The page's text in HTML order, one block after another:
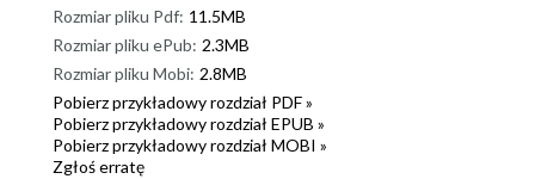
Rozmiar pliku Pdf: 11.5MB
Rozmiar pliku ePub: 2.3MB
Rozmiar pliku Mobi: 2.8MB
Pobierz przykładowy rozdział PDF »
Pobierz przykładowy rozdział EPUB »
Pobierz przykładowy rozdział MOBI »
Zgłoś erratę